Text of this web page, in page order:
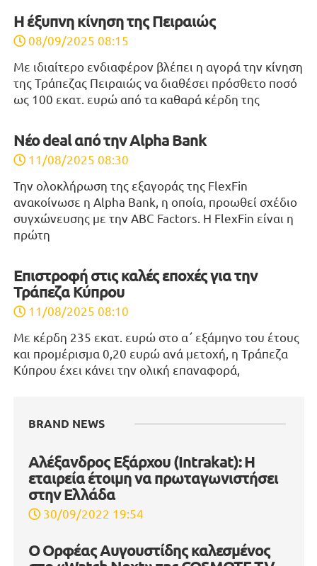
Η έξυπνη κίνηση της Πειραιώς
08/09/2025 08:15
Με ιδιαίτερο ενδιαφέρον βλέπει η αγορά την κίνηση
της Τράπεζας Πειραιώς να διαθέσει πρόσθετο ποσό
ως 100 εκατ. ευρώ από τα καθαρά κέρδη της
Νέο deal από την Alpha Bank
11/08/2025 08:30
Την ολοκλήρωση της εξαγοράς της FlexFin
ανακοίνωσε η Alpha Bank, η οποία, προωθεί σχέδιο
συγχώνευσης με την ABC Factors. Η FlexFin είναι η
πρώτη
Επιστροφή στις καλές εποχές για την
Τράπεζα Κύπρου
11/08/2025 08:10
Με κέρδη 235 εκατ. ευρώ στο α΄ εξάμηνο του έτους
και προμέρισμα 0,20 ευρώ ανά μετοχή, η Τράπεζα
Κύπρου έχει κάνει την ολική επαναφορά,
BRAND NEWS
Αλέξανδρος Εξάρχου (Intrakat): Η
εταιρεία έτοιμη να πρωταγωνιστήσει
στην Ελλάδα
30/09/2022 19:54
Ο Ορφέας Αυγουστίδης καλεσμένος